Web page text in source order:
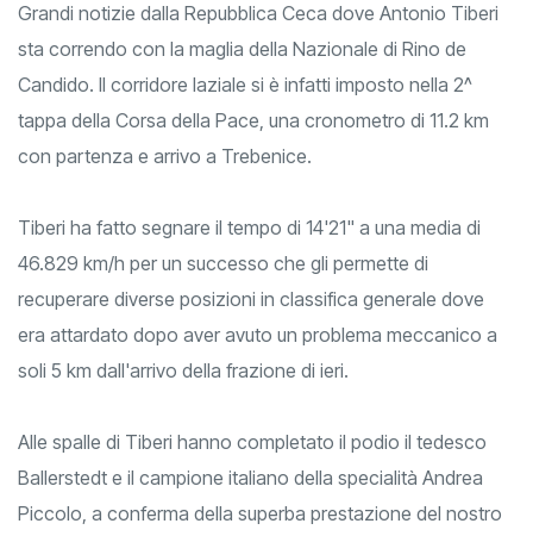
Grandi notizie dalla Repubblica Ceca dove Antonio Tiberi
sta correndo con la maglia della Nazionale di Rino de
Candido. Il corridore laziale si è infatti imposto nella 2^
tappa della Corsa della Pace, una cronometro di 11.2 km
con partenza e arrivo a Trebenice.
Tiberi ha fatto segnare il tempo di 14'21" a una media di
46.829 km/h per un successo che gli permette di
recuperare diverse posizioni in classifica generale dove
era attardato dopo aver avuto un problema meccanico a
soli 5 km dall'arrivo della frazione di ieri.
Alle spalle di Tiberi hanno completato il podio il tedesco
Ballerstedt e il campione italiano della specialità Andrea
Piccolo, a conferma della superba prestazione del nostro